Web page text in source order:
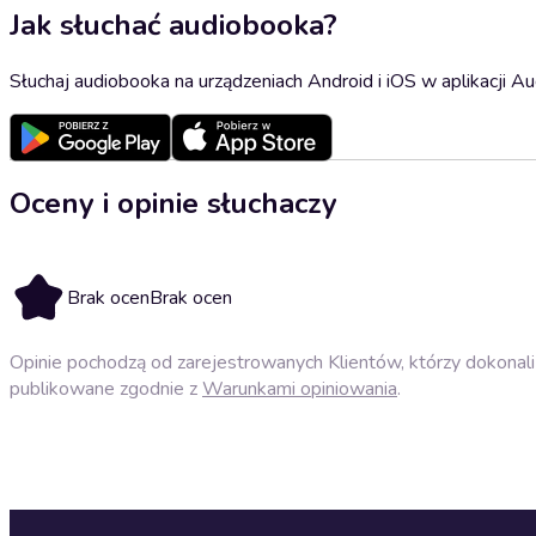
Jak słuchać audiobooka?
Słuchaj audiobooka na urządzeniach Android i iOS w aplikacji
Oceny i opinie słuchaczy
Brak ocenBrak ocen
Opinie pochodzą od zarejestrowanych Klientów, którzy
publikowane zgodnie zWarunkami opiniowania.